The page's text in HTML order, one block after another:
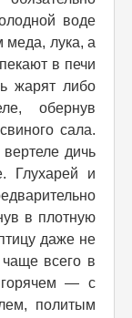
воде
меда, лука, а
в печи
жарят либо
обернув
сала.
дичь
Глухарей и
в плотную
даже не
всего в
горячем — с
политым